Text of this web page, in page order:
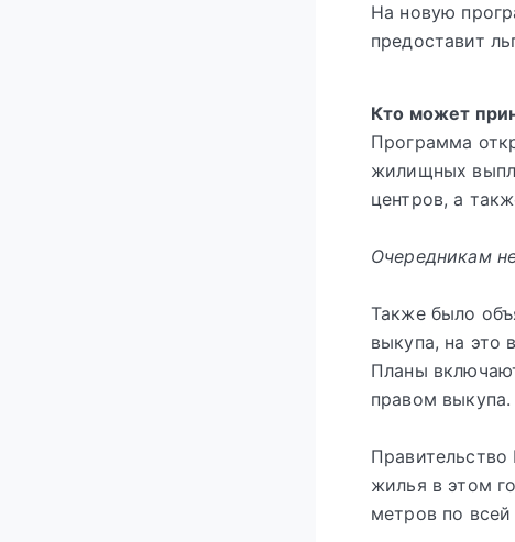
На новую
предоставит
Кто может
Программа
жилищных
центров, а
Очередникам
Также было
выкупа, на это
Планы
правом выкупа.
Правительство
жилья в этом
метров по